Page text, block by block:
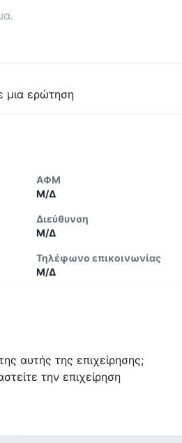
μια ερώτηση
ΑΦΜ
Μ/Δ
Διεύθυνση
Μ/Δ
Τηλέφωνο επικοινωνίας
Μ/Δ
αυτής της επιχείρησης;
την επιχείρηση